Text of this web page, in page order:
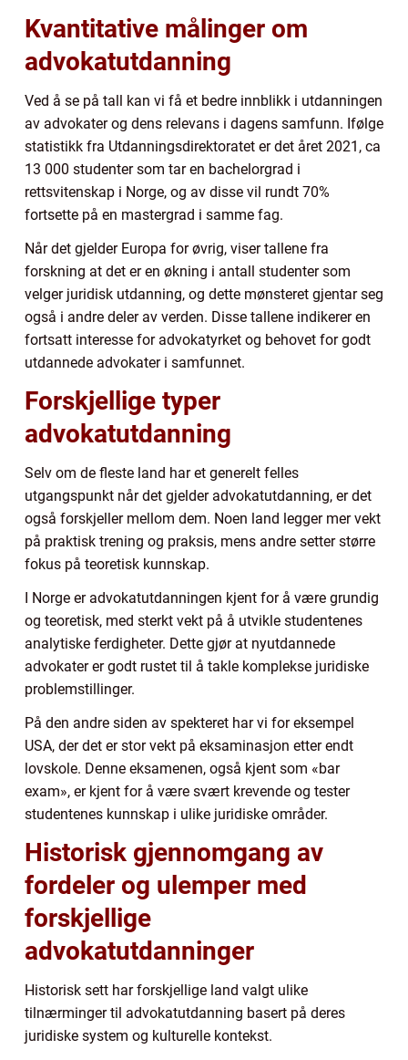
Kvantitative målinger om
advokatutdanning
Ved å se på tall kan vi få et bedre innblikk i utdanningen
av advokater og dens relevans i dagens samfunn. Ifølge
statistikk fra Utdanningsdirektoratet er det året 2021, ca
13 000 studenter som tar en bachelorgrad i
rettsvitenskap i Norge, og av disse vil rundt 70%
fortsette på en mastergrad i samme fag.
Når det gjelder Europa for øvrig, viser tallene fra
forskning at det er en økning i antall studenter som
velger juridisk utdanning, og dette mønsteret gjentar seg
også i andre deler av verden. Disse tallene indikerer en
fortsatt interesse for advokatyrket og behovet for godt
utdannede advokater i samfunnet.
Forskjellige typer
advokatutdanning
Selv om de fleste land har et generelt felles
utgangspunkt når det gjelder advokatutdanning, er det
også forskjeller mellom dem. Noen land legger mer vekt
på praktisk trening og praksis, mens andre setter større
fokus på teoretisk kunnskap.
I Norge er advokatutdanningen kjent for å være grundig
og teoretisk, med sterkt vekt på å utvikle studentenes
analytiske ferdigheter. Dette gjør at nyutdannede
advokater er godt rustet til å takle komplekse juridiske
problemstillinger.
På den andre siden av spekteret har vi for eksempel
USA, der det er stor vekt på eksaminasjon etter endt
lovskole. Denne eksamenen, også kjent som «bar
exam», er kjent for å være svært krevende og tester
studentenes kunnskap i ulike juridiske områder.
Historisk gjennomgang av
fordeler og ulemper med
forskjellige
advokatutdanninger
Historisk sett har forskjellige land valgt ulike
tilnærminger til advokatutdanning basert på deres
juridiske system og kulturelle kontekst.